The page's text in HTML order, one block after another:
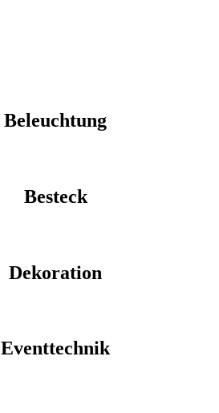
Beleuchtung
Besteck
Dekoration
Eventtechnik